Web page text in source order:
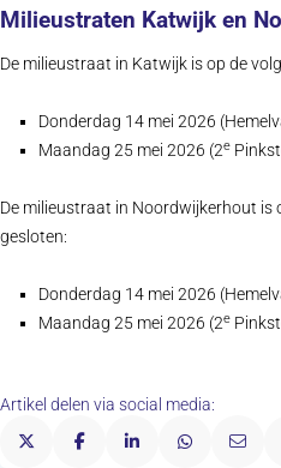
Milieustraten Katwijk en
De milieustraat in Katwijk is op de
Donderdag 14 mei 2026
Maandag 25 mei 2026 (2e
De milieustraat in Noordwijkerhout is
gesloten:
Donderdag 14 mei 2026
Maandag 25 mei 2026 (2e
Artikel delen via social media: